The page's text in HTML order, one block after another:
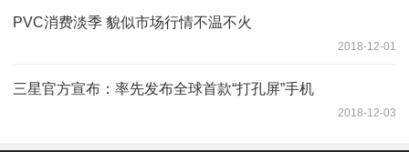
PVC消费淡季 貌似市场行情不温不火
2018-12-01
三星官方宣布：率先发布全球首款“打孔屏”手机
2018-12-03